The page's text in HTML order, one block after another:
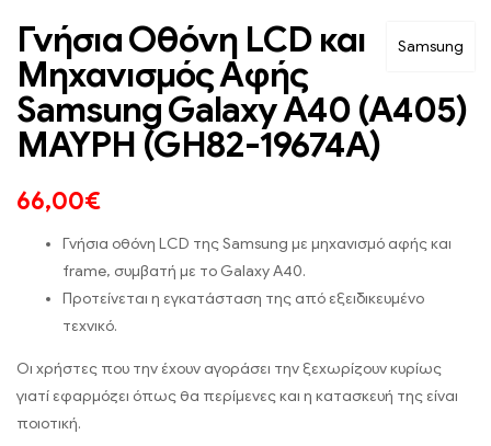
Samsung
Γνήσια Οθόνη LCD και
Μηχανισμός Αφής
Samsung Galaxy A40 (A405)
ΜΑΥΡΗ (GH82-19674A)
66,00€
Γνήσια οθόνη LCD της Samsung με μηχανισμό αφής και
frame, συμβατή με το Galaxy A40.
Προτείνεται η εγκατάσταση της από εξειδικευμένο
τεχνικό.
Οι χρήστες που την έχουν αγοράσει την ξεχωρίζουν κυρίως
γιατί εφαρμόζει όπως θα περίμενες και η κατασκευή της είναι
ποιοτική.